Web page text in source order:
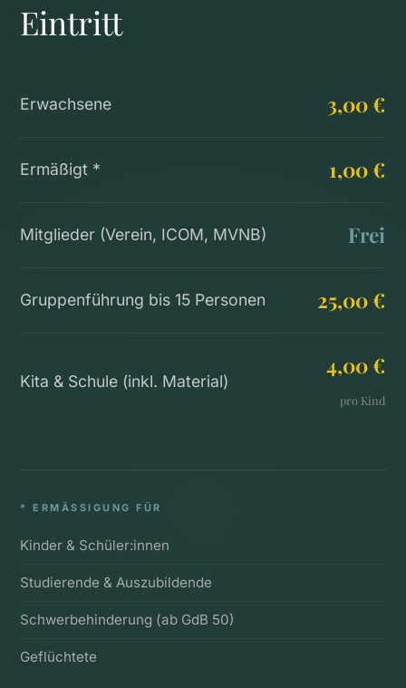
Eintritt
Erwachsene 3,00 €
Ermäßigt * 1,00 €
Mitglieder (Verein, ICOM, MVNB) Frei
Gruppenführung bis 15 Personen 25,00 €
Kita & Schule (inkl. Material)
4,00 €
pro Kind
* ERMÄSSIGUNG FÜR
Kinder & Schüler:innen
Studierende & Auszubildende
Schwerbehinderung (ab GdB 50)
Geflüchtete